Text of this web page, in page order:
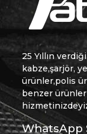
25 Yıllın
kabze,şarjör,
ürünler,polis
benzer
WhatsApp